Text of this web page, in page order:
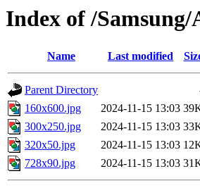
Index of /
Name Last modified
Parent Directory
160x600.jpg
2024-11-15 13:03
300x250.jpg
2024-11-15 13:03
320x50.jpg
2024-11-15 13:03
728x90.jpg
2024-11-15 13:03